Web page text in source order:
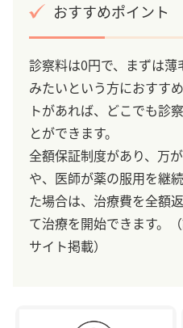
おすすめポイント
診察料は0円で、まずは
みたいという方におすす
トがあれば、どこでも診
とができます。
全額保証制度があり、万
や、医師が薬の服用を継
た場合は、治療費を全額
て治療を開始できます。
サイト掲載）